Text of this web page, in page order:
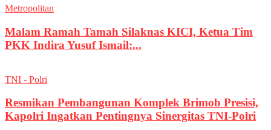
Metropolitan
Malam Ramah Tamah Silaknas KICI, Ketua Tim
PKK Indira Yusuf Ismail:...
TNI - Polri
Resmikan Pembangunan Komplek Brimob Presisi,
Kapolri Ingatkan Pentingnya Sinergitas TNI-Polri